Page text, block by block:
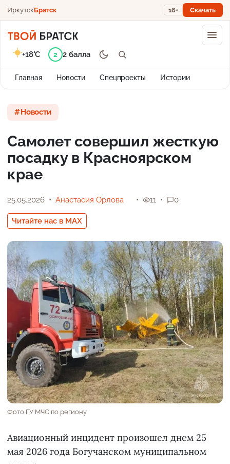
ИркутскБратск 16+ Скачать
Главная Новости Спецпроекты Истории
+18°C 2 2 балла
Новости
Самолет совершил жесткую
посадку в Красноярском
крае
25.05.2026 Анастасия Орлова
Читайте нас в MAX
11 0
Фото ГУ МЧС по региону
Авиационный инцидент произошел днем 25
мая 2026 года Богучанском муниципальном